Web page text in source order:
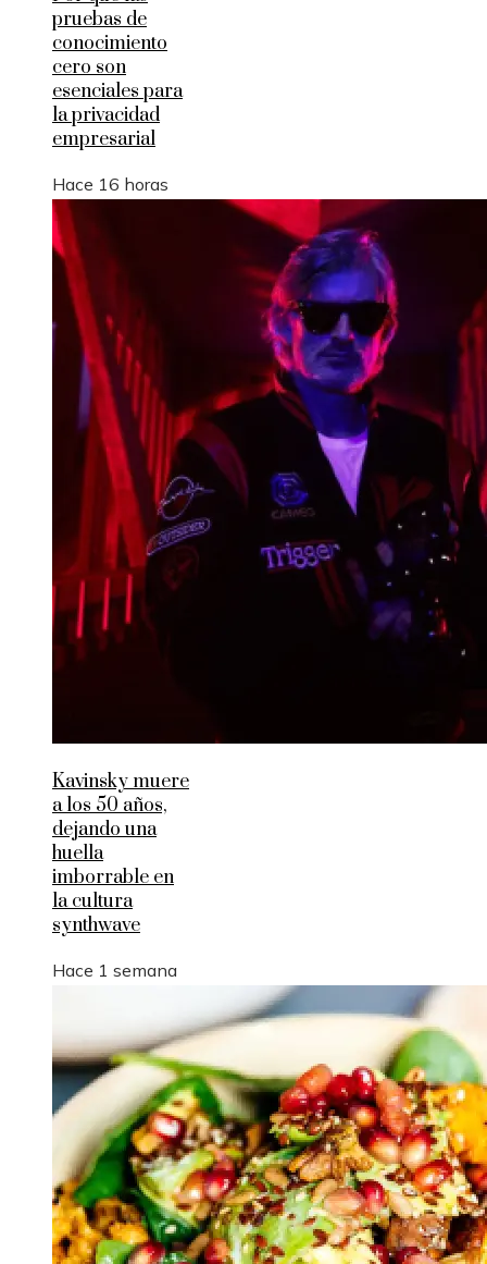
pruebas de
conocimiento
cero son
esenciales para
la privacidad
empresarial
Hace 16 horas
Kavinsky muere
a los 50 años,
dejando una
huella
imborrable en
la cultura
synthwave
Hace 1 semana